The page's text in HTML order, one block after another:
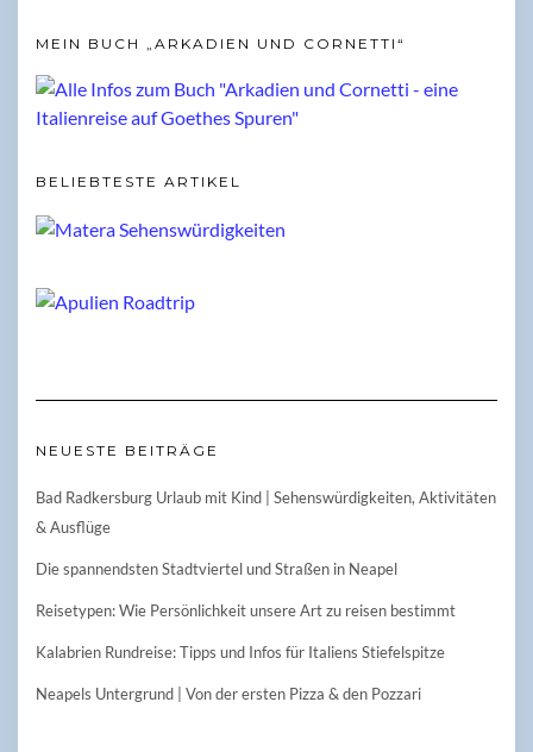
MEIN BUCH „ARKADIEN UND CORNETTI“
BELIEBTESTE ARTIKEL
NEUESTE BEITRÄGE
Bad Radkersburg Urlaub mit Kind | Sehenswürdigkeiten, Aktivitäten
& Ausflüge
Die spannendsten Stadtviertel und Straßen in Neapel
Reisetypen: Wie Persönlichkeit unsere Art zu reisen bestimmt
Kalabrien Rundreise: Tipps und Infos für Italiens Stiefelspitze
Neapels Untergrund | Von der ersten Pizza & den Pozzari